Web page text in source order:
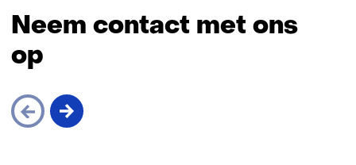
e
Neem contact met ons
op